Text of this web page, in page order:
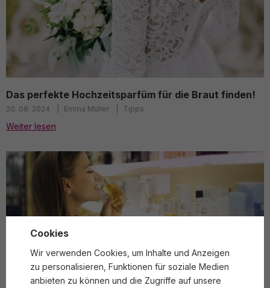
Das perfekte Hochzeitsparfüm für die Braut finden!
20. 08. 2024 Emma Müller Tipps
Weiter lesen
Parfüm, Eau de Parfum oder Eau de Toilette? Finden
Sie heraus, was Ihnen die Hersteller verschweigen
Cookies
Wir verwenden Cookies, um Inhalte und Anzeigen
zu personalisieren, Funktionen für soziale Medien
anbieten zu können und die Zugriffe auf unsere